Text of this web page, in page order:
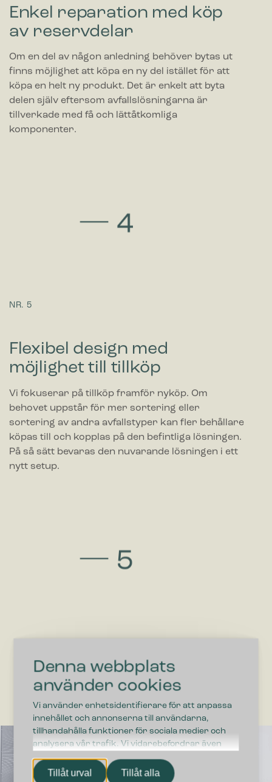
Denna webbplats
använder cookies
Vi använder enhetsidentifierare för att anpassa
innehållet och annonserna till användarna,
tillhandahålla funktioner för sociala medier och
analysera vår trafik. Vi vidarebefordrar även
sådana identifierare och annan information från
din enhet till de sociala medier och annons- och
Tillåt urval Tillåt alla
Enkel reparation med köp
av reservdelar
Om en del av någon anledning behöver bytas ut
finns möjlighet att köpa en ny del istället för att
köpa en helt ny produkt. Det är enkelt att byta
delen själv eftersom avfallslösningarna är
tillverkade med få och lättåtkomliga
komponenter.
NR. 5
Flexibel design med
möjlighet till tillköp
Vi fokuserar på tillköp framför nyköp. Om
behovet uppstår för mer sortering eller
sortering av andra avfallstyper kan fler behållare
köpas till och kopplas på den befintliga lösningen.
På så sätt bevaras den nuvarande lösningen i ett
nytt setup.